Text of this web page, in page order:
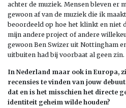
achter de muziek. Mensen bleven er
gewoon af van de muziek die ik
beoordeeld op hoe het klinkt en niet
mijn andere project of andere
gewoon Ben Swizer uit Nottingham
uitbuiten had bij voorbaat al geen zin.
In Nederland maar ook in Europa,
recensies te vinden van jouw
dat en is het misschien het directe
identiteit geheim wilde houden?